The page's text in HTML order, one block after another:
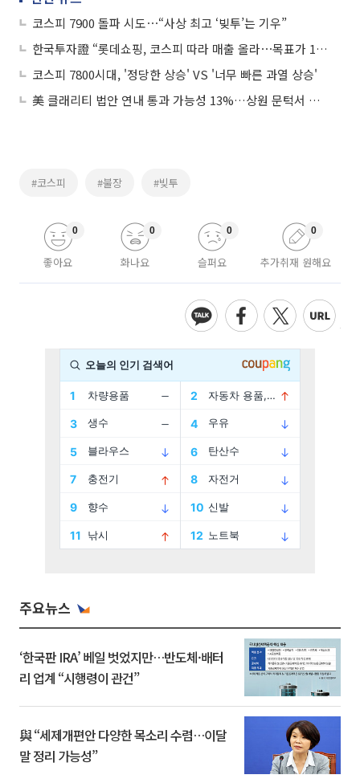
코스피 7900 돌파 시도⋯“사상 최고 ‘빚투’는 기우”
한국투자證 “롯데쇼핑, 코스피 따라 매출 올라⋯목표가 12만원→20만원”
코스피 7800시대, '정당한 상승' VS '너무 빠른 과열 상승'
美 클래리티 법안 연내 통과 가능성 13%…상원 문턱서 제동
#코스피 #불장 #빚투
좋아요
0
화나요
0
슬퍼요
0
추가취재 원해요
0
주요뉴스
‘한국판 IRA’ 베일 벗었지만…반도체·배터
리 업계 “시행령이 관건”
與 “세제개편안 다양한 목소리 수렴…이달
말 정리 가능성”